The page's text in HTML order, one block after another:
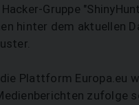
Gruppe
hinter dem aktuellen
Plattform Europa.eu
zufolge